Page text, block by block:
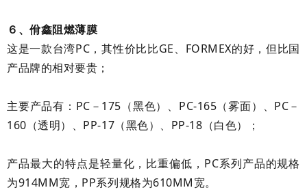
６、佾鑫阻燃薄膜
这是一款台湾PC，其性价比比GE、FORMEX的好，但比国
产品牌的相对要贵；
主要产品有：PC－175（黑色）、PC-165（雾面）、PC－
160（透明）、PP-17（黑色）、PP-18（白色）；
产品最大的特点是轻量化，比重偏低，PC系列产品的规格
为914MM宽，PP系列规格为610MM宽。